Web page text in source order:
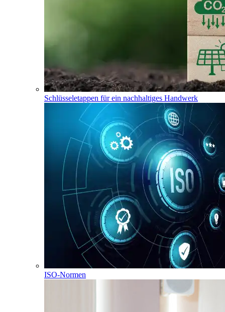
Schlüsseletappen für ein nachhaltiges Handwerk
ISO-Normen